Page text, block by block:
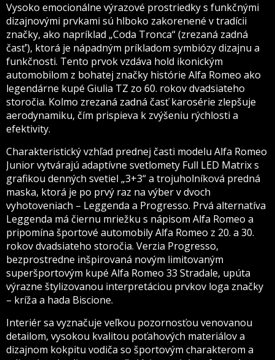
Vysoko emocionálne výrazové prostriedky s funkčnými
dizajnovými prvkami sú hlboko zakorenené v tradícii
značky, ako napríklad „Coda Tronca“ (zrezaná zadná
časť’), ktorá je nápadným príkladom symbiózy dizajnu a
funkčnosti. Tento prvok vzdáva hold ikonickým
automobilom z bohatej značky histórie Alfa Romeo ako
legendárne kupé Giulia TZ zo 60. rokov dvadsiateho
storočia. Kolmo zrezaná zadná časť karosérie zlepšuje
aerodynamiku, čím prispieva k zvýšeniu rýchlosti a
efektivity.
Charakteristický vzhľad prednej časti modelu Alfa Romeo
Junior vytvárajú adaptívne svetlomety Full LED Matrix s
grafikou denných svetiel „3+3“ a trojuholníková predná
maska, ktorá je po prvý raz na výber v dvoch
vyhotoveniach – Leggenda a Progresso. Prvá alternatíva
Leggenda má čiernu mriežku s nápisom Alfa Romeo a
pripomína športové automobily Alfa Romeo z 20. a 30.
rokov dvadsiateho storočia. Verzia Progresso,
bezprostredne inšpirovaná novým limitovaným
superšportovým kupé Alfa Romeo 33 Stradale, upúta
výrazne štylizovanou interpretáciou prvkov loga značky
– kríža a hada Biscione.
Interiér sa vyznačuje veľkou pozornosťou venovanou
detailom, vysokou kvalitou poťahových materiálov a
dizajnom kokpitu vodiča so športovým charakterom a